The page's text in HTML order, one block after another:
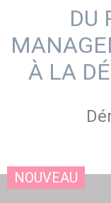
DU
À LA
NOUVEAU